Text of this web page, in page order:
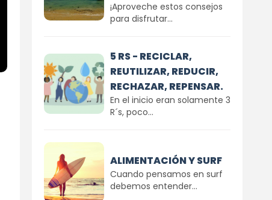
¡Aproveche estos consejos
para disfrutar...
5 RS - RECICLAR,
REUTILIZAR, REDUCIR,
RECHAZAR, REPENSAR.
En el inicio eran solamente 3
R´s, poco...
ALIMENTACIÓN Y SURF
Cuando pensamos en surf
debemos entender...